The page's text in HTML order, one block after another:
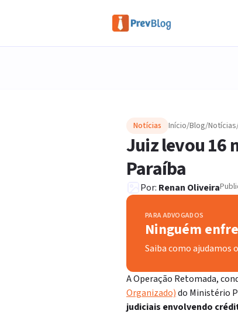
Notícias Início/Blog/Notícias
Juiz levou 16
Paraíba
Por: Renan Oliveira
PARA ADVOGADOS
Ninguém
Saiba como ajudamos
A Operação Retomada,
Organizado)do Ministério
judiciais envolvendo